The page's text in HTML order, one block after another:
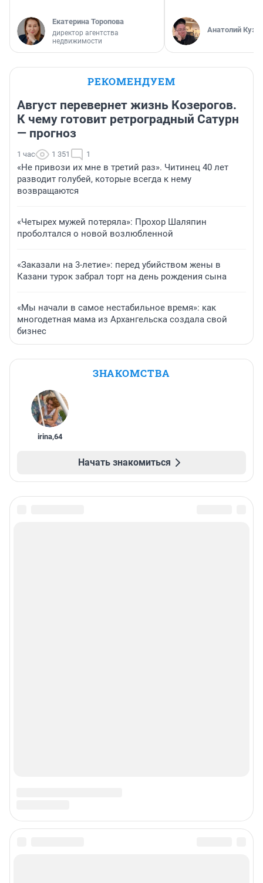
Екатерина Торопова
директор агентства
недвижимости
Анатолий
РЕКОМЕНДУЕМ
Август перевернет жизнь Козерогов.
К чему готовит ретроградный Сатурн
— прогноз
1 час 1 351 1
«Не привози их мне в третий раз». Читинец 40 лет
разводит голубей, которые всегда к нему
возвращаются
«Четырех мужей потеряла»: Прохор Шаляпин
проболтался о новой возлюбленной
«Заказали на 3-летие»: перед убийством жены в
Казани турок забрал торт на день рождения сына
«Мы начали в самое нестабильное время»: как
многодетная мама из Архангельска создала свой
бизнес
ЗНАКОМСТВА
irina,64
Начать знакомиться